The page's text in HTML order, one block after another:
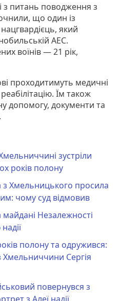
питань поводження з
що один із
який
АЕС.
воїнів — 21 рік,
проходитимуть медичні
Їм також
допомогу, документи та
зустріли
років полону
з Хмельницького просила
чому суд відмовив
Незалежності
полону та одружився:
Хмельниччини Сергія
повернувся з